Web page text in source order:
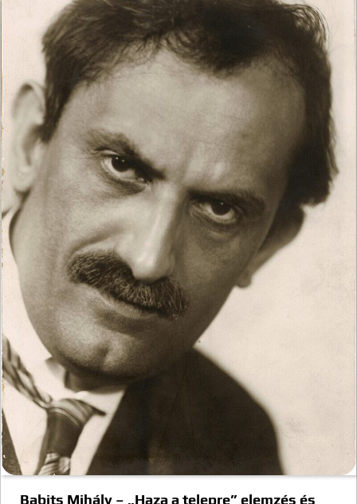
Babits Mihály – „Haza a telepre” elemzés és